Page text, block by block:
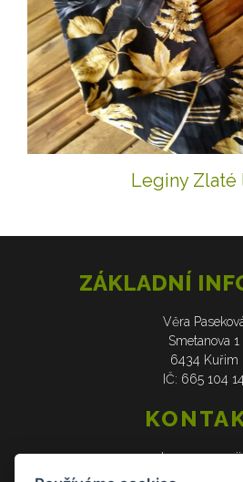
Leginy Zlaté
ZÁKLADNÍ
Věra
Smetanova 1
6434 Kuřim
IČ: 665 104 14
web:
email: